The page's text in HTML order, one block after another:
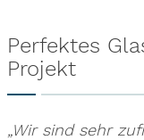
Perfektes
Projekt
„Wir sind sehr